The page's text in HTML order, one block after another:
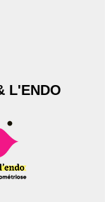
L'ENDO